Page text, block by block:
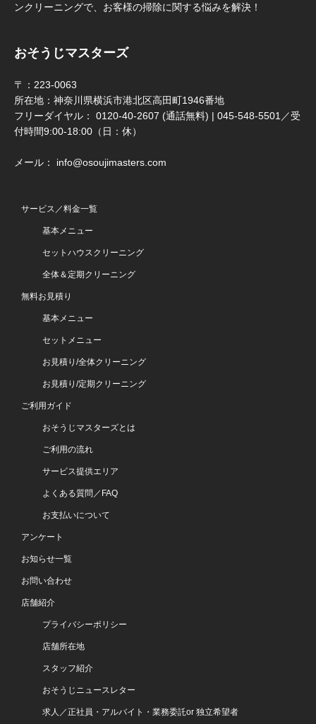
ンクリーニングで、お客様の掃除に関する悩みを解決！
おそうじマスターズ
〒：223-0063
所在地：神奈川県横浜市港北区高田町1946番地
フリーダイヤル： 0120-40-2607 (通話無料) | 045-548-5501／受
付時間9:00-18:00（日：休）
メール： info@osoujimasters.com
サービス／料金一覧
基本メニュー
セットハウスクリーニング
全体＆定期クリーニング
無料お見積り
基本メニュー
セットメニュー
お見積り/全体クリーニング
お見積り/定期クリーニング
ご利用ガイド
おそうじマスターズとは
ご利用の流れ
サービス提供エリア
よくある質問／FAQ
お支払いについて
アンケート
お知らせ一覧
お問い合わせ
店舗紹介
プライバシーポリシー
店舗所在地
スタッフ紹介
おそうじニュースレター
求人／正社員・アルバイト・業務委託or 独立希望者